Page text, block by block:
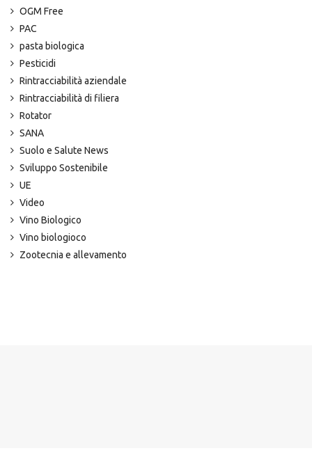
OGM Free
PAC
pasta biologica
Pesticidi
Rintracciabilità aziendale
Rintracciabilità di filiera
Rotator
SANA
Suolo e Salute News
Sviluppo Sostenibile
UE
Video
Vino Biologico
Vino biologioco
Zootecnia e allevamento